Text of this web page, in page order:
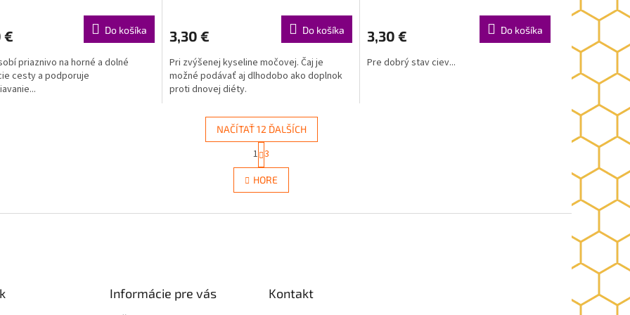
€ Do košíka
priaznivo na horné a dolné
cesty a podporuje
3,30 € Do košíka
Pri zvýšenej kyseline močovej. Čaj je
možné podávať aj dlhodobo ako doplnok
proti dnovej diéty.
3,30 € Do košíka
Pre dobrý stav ciev...
O
v
l
d
NAČÍTAŤ 12 ĎALŠÍCH
S
t
r
á
n
1 3
HORE
Informácie pre vás Kontakt